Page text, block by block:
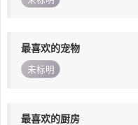
最喜欢的宠物
未标明
最喜欢的厨房